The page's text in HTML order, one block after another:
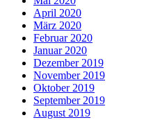
April 2020
März 2020
Februar 2020
Januar 2020
Dezember 2019
November 2019
Oktober 2019
September 2019
August 2019